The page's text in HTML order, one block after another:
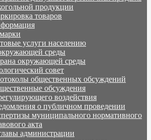
продукции
товаров
услуги населению
среды
окружающей среды
совет
общественных обсуждений
обсуждения
воздействия
о публичном проведении
муниципального нормативного
акта
администрации